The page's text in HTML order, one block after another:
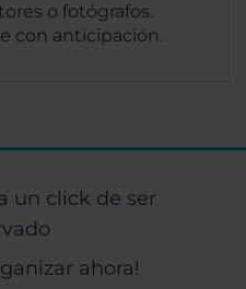
o fotógrafos.
con anticipación.
un click de ser
ahora!